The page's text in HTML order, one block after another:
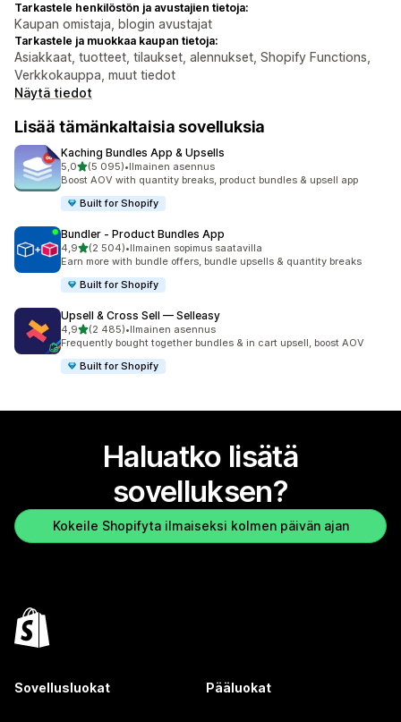
Tarkastele henkilöstön ja avustajien tietoja:
Kaupan omistaja, blogin avustajat
Tarkastele ja muokkaa kaupan tietoja:
Asiakkaat, tuotteet, tilaukset, alennukset, Shopify Functions,
Verkkokauppa, muut tiedot
Näytä tiedot
Lisää tämänkaltaisia sovelluksia
Kaching Bundles App & Upsells
5,0/ 5 tähteä
(5 095)
5095 arvostelua yhteensä
•Ilmainen asennus
Boost AOV with quantity breaks, product bundles & upsell app
Built for Shopify
Bundler ‑ Product Bundles App
4,9/ 5 tähteä
(2 504)
2504 arvostelua yhteensä
•Ilmainen sopimus saatavilla
Earn more with bundle offers, bundle upsells & quantity breaks
Built for Shopify
Upsell & Cross Sell — Selleasy
4,9/ 5 tähteä
(2 485)
2485 arvostelua yhteensä
•Ilmainen asennus
Frequently bought together bundles & in cart upsell, boost AOV
Built for Shopify
Haluatko lisätä
sovelluksen?
Kokeile Shopifyta ilmaiseksi kolmen päivän ajan
Sovellusluokat Pääluokat